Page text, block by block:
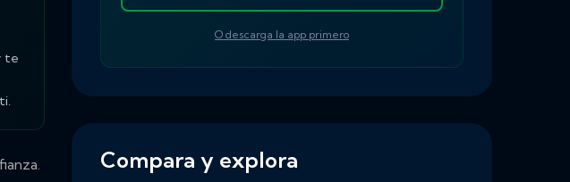
te
O descarga la app primero
Compara y explora